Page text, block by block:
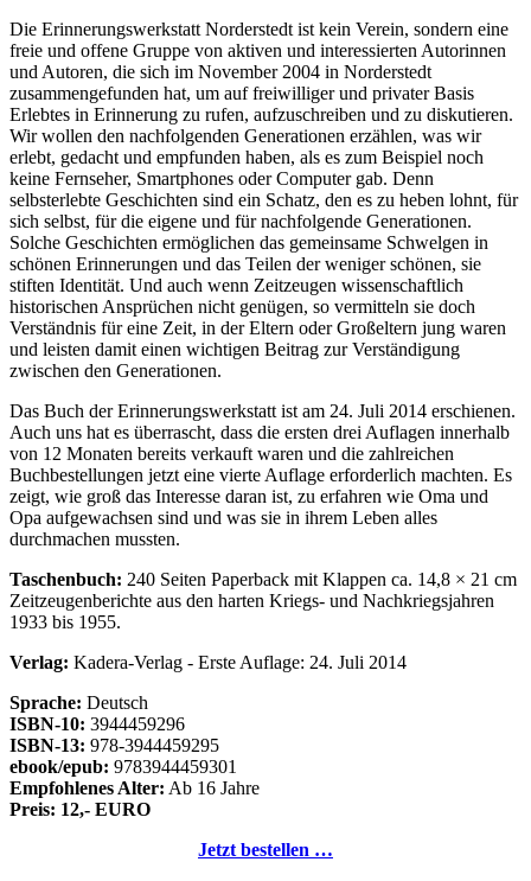
Die Erinnerungswerkstatt Norderstedt ist kein Verein, sondern eine
freie und offene Gruppe von aktiven und interessierten Autorinnen
und Autoren, die sich im November 2004 in Norderstedt
zusammengefunden hat, um auf freiwilliger und privater Basis
Erlebtes in Erinnerung zu rufen, aufzuschreiben und zu diskutieren.
Wir wollen den nachfolgenden Generationen erzählen, was wir
erlebt, gedacht und empfunden haben, als es zum Beispiel noch
keine Fernseher, Smartphones oder Computer gab. Denn
selbsterlebte Geschichten sind ein Schatz, den es zu heben lohnt, für
sich selbst, für die eigene und für nachfolgende Generationen.
Solche Geschichten ermöglichen das gemeinsame Schwelgen in
schönen Erinnerungen und das Teilen der weniger schönen, sie
stiften Identität. Und auch wenn Zeitzeugen wissenschaftlich
historischen Ansprüchen nicht genügen, so vermitteln sie doch
Verständnis für eine Zeit, in der Eltern oder Großeltern jung waren
und leisten damit einen wichtigen Beitrag zur Verständigung
zwischen den Generationen.
Das Buch der Erinnerungswerkstatt ist am 24. Juli 2014 erschienen.
Auch uns hat es überrascht, dass die ersten drei Auflagen innerhalb
von 12 Monaten bereits verkauft waren und die zahlreichen
Buchbestellungen jetzt eine vierte Auflage erforderlich machten. Es
zeigt, wie groß das Interesse daran ist, zu erfahren wie Oma und
Opa aufgewachsen sind und was sie in ihrem Leben alles
durchmachen mussten.
Taschenbuch: 240 Seiten Paperback mit Klappen ca. 14,8 × 21 cm
Zeitzeugenberichte aus den harten Kriegs- und Nachkriegsjahren
1933 bis 1955.
Verlag: Kadera-Verlag - Erste Auflage: 24. Juli 2014
Sprache: Deutsch
ISBN-10: 3944459296
ISBN-13: 978-3944459295
ebook/epub: 9783944459301
Empfohlenes Alter: Ab 16 Jahre
Preis: 12,- EURO
Jetzt bestellen …